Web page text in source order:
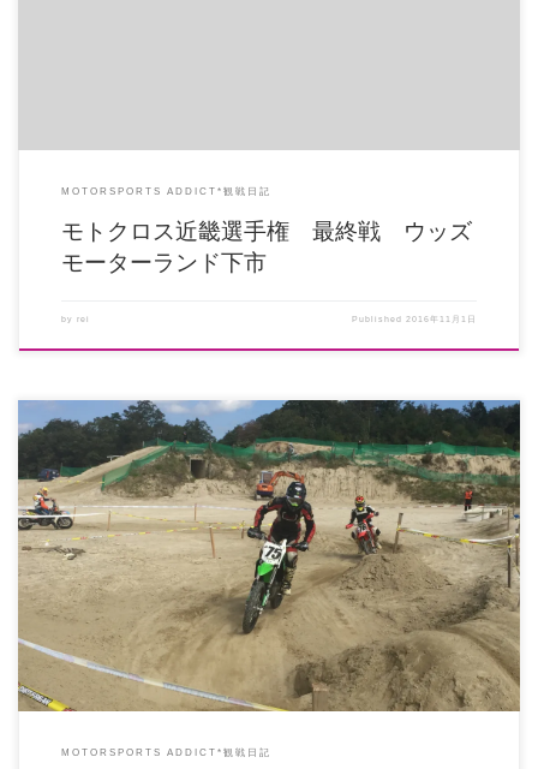
MOTORSPORTS ADDICT*観戦日記
モトクロス近畿選手権 最終戦 ウッズ
モーターランド下市
by rei Published2016年11月1日
去年玉砕しすぎてブログ書くことすらできなかった名阪戦、観客として行くの
は苦しいことが何もない・・・ […]
MOTORSPORTS ADDICT*観戦日記